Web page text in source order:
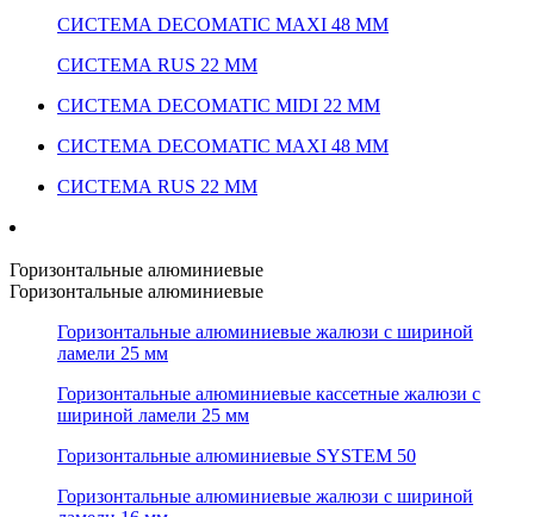
СИСТЕМА DECOMATIC MAXI 48 ММ
СИСТЕМА RUS 22 ММ
СИСТЕМА DECOMATIC MIDI 22 ММ
СИСТЕМА DECOMATIC MAXI 48 ММ
СИСТЕМА RUS 22 ММ
Горизонтальные алюминиевые
Горизонтальные алюминиевые
Горизонтальные алюминиевые жалюзи с шириной
ламели 25 мм
Горизонтальные алюминиевые кассетные жалюзи с
шириной ламели 25 мм
Горизонтальные алюминиевые SYSTEM 50
Горизонтальные алюминиевые жалюзи с шириной